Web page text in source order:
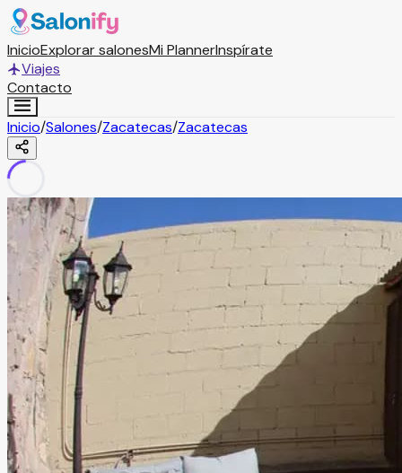
InicioExplorar salonesMi PlannerInspírate
Viajes
Contacto
Inicio/Salones/Zacatecas/Zacatecas